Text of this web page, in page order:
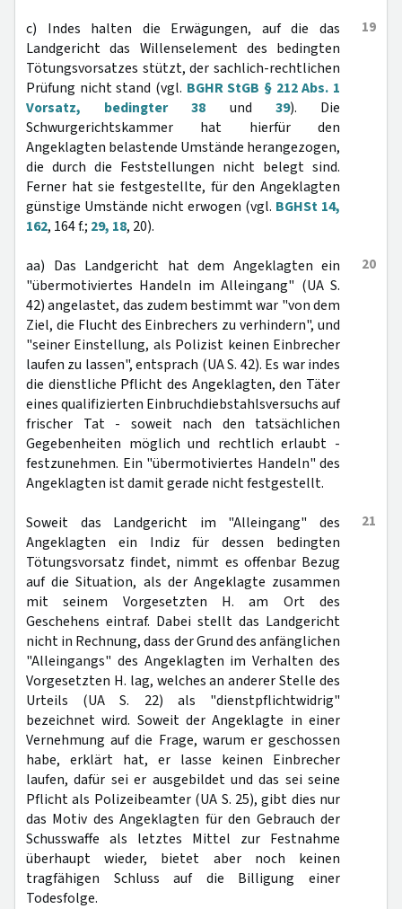
19
c) Indes halten die Erwägungen, auf die das
Landgericht das Willenselement des bedingten
Tötungsvorsatzes stützt, der sachlich-rechtlichen
Prüfung nicht stand (vgl. BGHR StGB § 212 Abs. 1
Vorsatz, bedingter 38 und 39). Die
Schwurgerichtskammer hat hierfür den
Angeklagten belastende Umstände herangezogen,
die durch die Feststellungen nicht belegt sind.
Ferner hat sie festgestellte, für den Angeklagten
günstige Umstände nicht erwogen (vgl. BGHSt 14,
162, 164 f.; 29, 18, 20).
20
aa) Das Landgericht hat dem Angeklagten ein
"übermotiviertes Handeln im Alleingang" (UA S.
42) angelastet, das zudem bestimmt war "von dem
Ziel, die Flucht des Einbrechers zu verhindern", und
"seiner Einstellung, als Polizist keinen Einbrecher
laufen zu lassen", entsprach (UA S. 42). Es war indes
die dienstliche Pflicht des Angeklagten, den Täter
eines qualifizierten Einbruchdiebstahlsversuchs auf
frischer Tat - soweit nach den tatsächlichen
Gegebenheiten möglich und rechtlich erlaubt -
festzunehmen. Ein "übermotiviertes Handeln" des
Angeklagten ist damit gerade nicht festgestellt.
21
Soweit das Landgericht im "Alleingang" des
Angeklagten ein Indiz für dessen bedingten
Tötungsvorsatz findet, nimmt es offenbar Bezug
auf die Situation, als der Angeklagte zusammen
mit seinem Vorgesetzten H. am Ort des
Geschehens eintraf. Dabei stellt das Landgericht
nicht in Rechnung, dass der Grund des anfänglichen
"Alleingangs" des Angeklagten im Verhalten des
Vorgesetzten H. lag, welches an anderer Stelle des
Urteils (UA S. 22) als "dienstpflichtwidrig"
bezeichnet wird. Soweit der Angeklagte in einer
Vernehmung auf die Frage, warum er geschossen
habe, erklärt hat, er lasse keinen Einbrecher
laufen, dafür sei er ausgebildet und das sei seine
Pflicht als Polizeibeamter (UA S. 25), gibt dies nur
das Motiv des Angeklagten für den Gebrauch der
Schusswaffe als letztes Mittel zur Festnahme
überhaupt wieder, bietet aber noch keinen
tragfähigen Schluss auf die Billigung einer
Todesfolge.